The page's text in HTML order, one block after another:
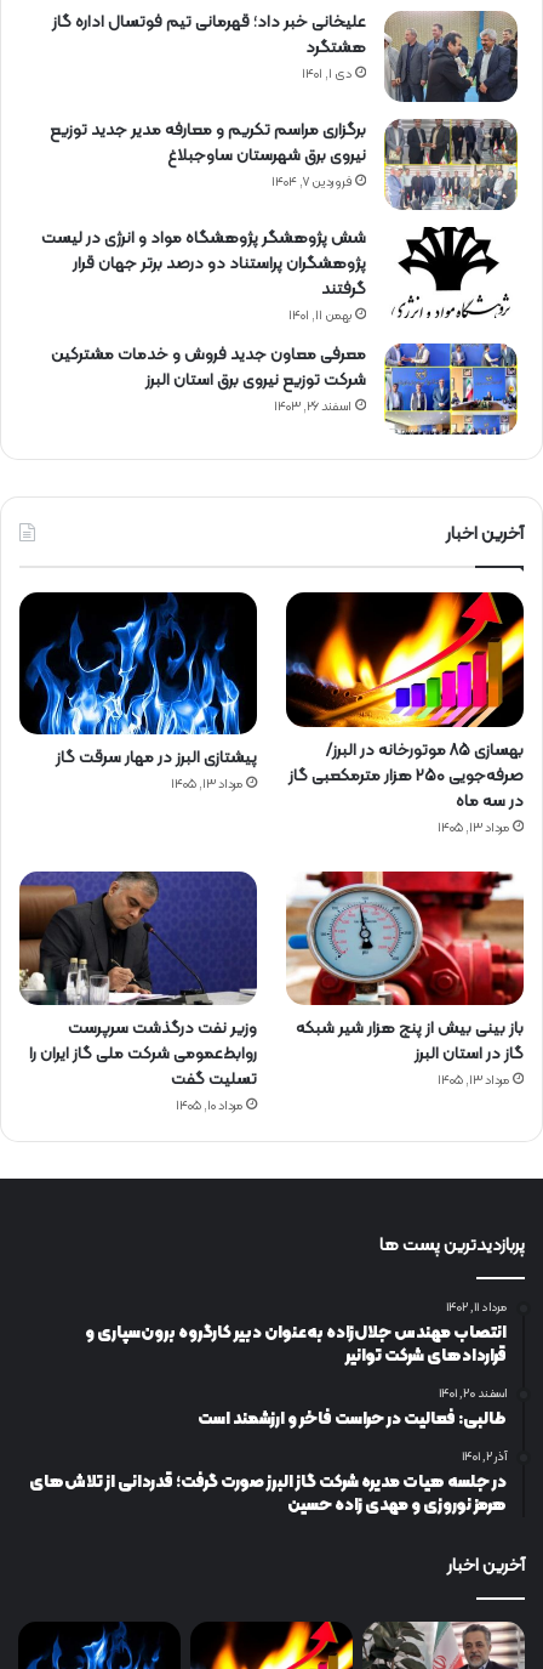
علیخانی خبر داد؛ قهرمانی تیم فوتسال اداره گاز
هشتگرد
دی ۱, ۱۴۰۱
برگزاری مراسم تكریم و معارفه مدیر جدید توزیع
نیروی برق شهرستان ساوجبلاغ
فروردین ۷, ۱۴۰۴
شش پژوهشگر پژوهشگاه مواد و انرژی در لیست
پژوهشگران پراستناد دو درصد برتر جهان قرار
گرفتند
بهمن ۱۱, ۱۴۰۱
معرفی معاون جدید فروش و خدمات مشتركین
شركت توزیع نیروی برق استان البرز
اسفند ۲۶, ۱۴۰۳
آخرین اخبار
بهسازی ۸۵ موتورخانه در البرز/
صرفه‌جویی ۲۵۰ هزار مترمکعبی گاز
در سه ماه
مرداد ۱۳, ۱۴۰۵
پیشتازی البرز در مهار سرقت گاز
مرداد ۱۳, ۱۴۰۵
باز بینی بیش از پنج هزار شیر شبکه
گاز در استان البرز
مرداد ۱۳, ۱۴۰۵
وزیر نفت درگذشت سرپرست
روابط‌عمومی شرکت ملی گاز ایران را
تسلیت گفت
مرداد ۱۰, ۱۴۰۵
پربازدیدترین پست ها
مرداد ۱۱, ۱۴۰۲
انتصاب مهندس جلال‌زاده به‌عنوان دبیر كارگروه برون‌سپاری و
قراردادهای شركت توانیر
اسفند ۲۰, ۱۴۰۱
طالبی: فعالیت در حراست فاخر و ارزشمند است
آذر ۲, ۱۴۰۱
در جلسه هیات مدیره شرکت گاز البرز صورت گرفت؛ قدردانی از تلاش‌های
هرمز نوروزی و مهدی زاده حسین
آخرین اخبار